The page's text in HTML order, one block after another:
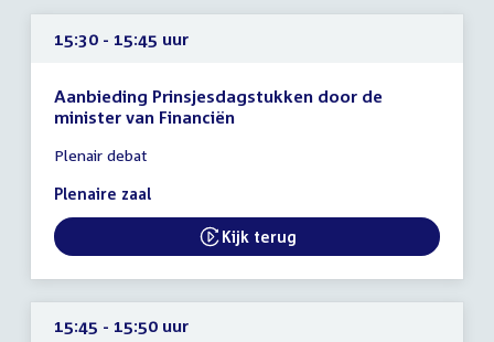
15:30 - 15:45 uur
Aanbieding Prinsjesdagstukken door de
minister van Financiën
vergadering
15:30
15:45
uur
Plenair debat
Plenaire zaal
External link:
Kijk terug
15:45 - 15:50 uur